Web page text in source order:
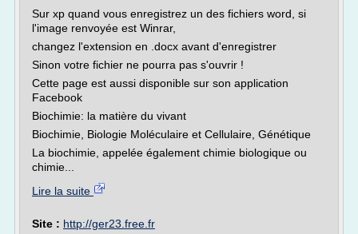
Sur xp quand vous enregistrez un des fichiers word, si
l'image renvoyée est Winrar,
changez l'extension en .docx avant d'enregistrer
Sinon votre fichier ne pourra pas s'ouvrir !
Cette page est aussi disponible sur son application
Facebook
Biochimie: la matière du vivant
Biochimie, Biologie Moléculaire et Cellulaire, Génétique
La biochimie, appelée également chimie biologique ou
chimie...
Lire la suite
Site : http://ger23.free.fr